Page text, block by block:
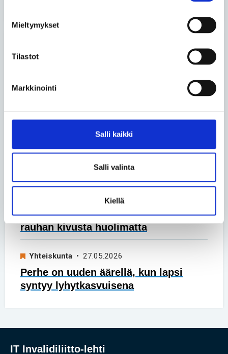
Mieltymykset
Tilastot
Markkinointi
Salli kaikki
Salli valinta
Kiellä
Uusimmat artikkelit
Henna Oksasesta tuli neulekirjailija
• 26.06.2026
Turvakodin tulisi auttaa myös
vammaisia ihmisiä
• 17.06.2026
Luonnossa Harri Venäläinen löytää
rauhan kivusta huolimatta
Yhteiskunta • 27.05.2026
Perhe on uuden äärellä, kun lapsi
syntyy lyhytkasvuisena
IT Invalidiliitto-lehti